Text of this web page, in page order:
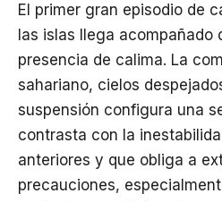
El primer gran episodio de
las islas llega acompañado
presencia de calima. La
sahariano, cielos
suspensión configura una
contrasta con la
anteriores y que obliga a
precauciones,